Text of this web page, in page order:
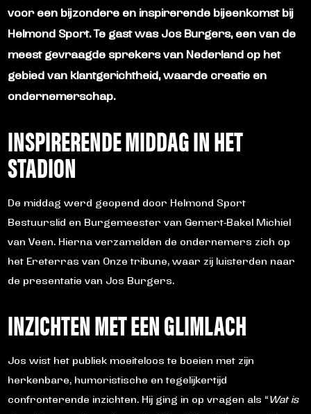
voor een bijzondere en inspirerende bijeenkomst bij
Helmond Sport. Te gast was Jos Burgers, een van de
meest gevraagde sprekers van Nederland op het
gebied van klantgerichtheid, waarde creatie en
ondernemerschap.
INSPIRERENDE MIDDAG IN HET
STADION
De middag werd geopend door Helmond Sport
Bestuurslid en Burgemeester van Gemert-Bakel Michiel
van Veen. Hierna verzamelden de ondernemers zich op
het Ereterras van Onze tribune, waar zij luisterden naar
de presentatie van Jos Burgers.
INZICHTEN MET EEN GLIMLACH
Jos wist het publiek moeiteloos te boeien met zijn
herkenbare, humoristische en tegelijkertijd
confronterende inzichten. Hij ging in op vragen als “ Wat is